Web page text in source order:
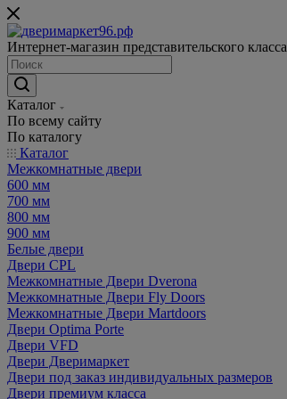
Интернет-магазин представительского класса
Каталог
По всему сайту
По каталогу
Каталог
Межкомнатные двери
600 мм
700 мм
800 мм
900 мм
Белые двери
Двери CPL
Межкомнатные Двери Dverona
Межкомнатные Двери Fly Doors
Межкомнатные Двери Martdoors
Двери Optima Porte
Двери VFD
Двери Дверимаркет
Двери под заказ индивидуальных размеров
Двери премиум класса